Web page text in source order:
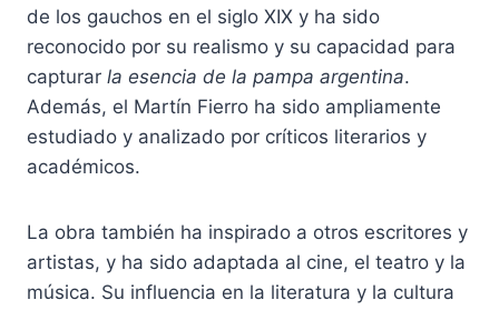
de los gauchos en el siglo XIX y ha sido
reconocido por su realismo y su capacidad para
capturar la esencia de la pampa argentina.
Además, el Martín Fierro ha sido ampliamente
estudiado y analizado por críticos literarios y
académicos.
La obra también ha inspirado a otros escritores y
artistas, y ha sido adaptada al cine, el teatro y la
música. Su influencia en la literatura y la cultura